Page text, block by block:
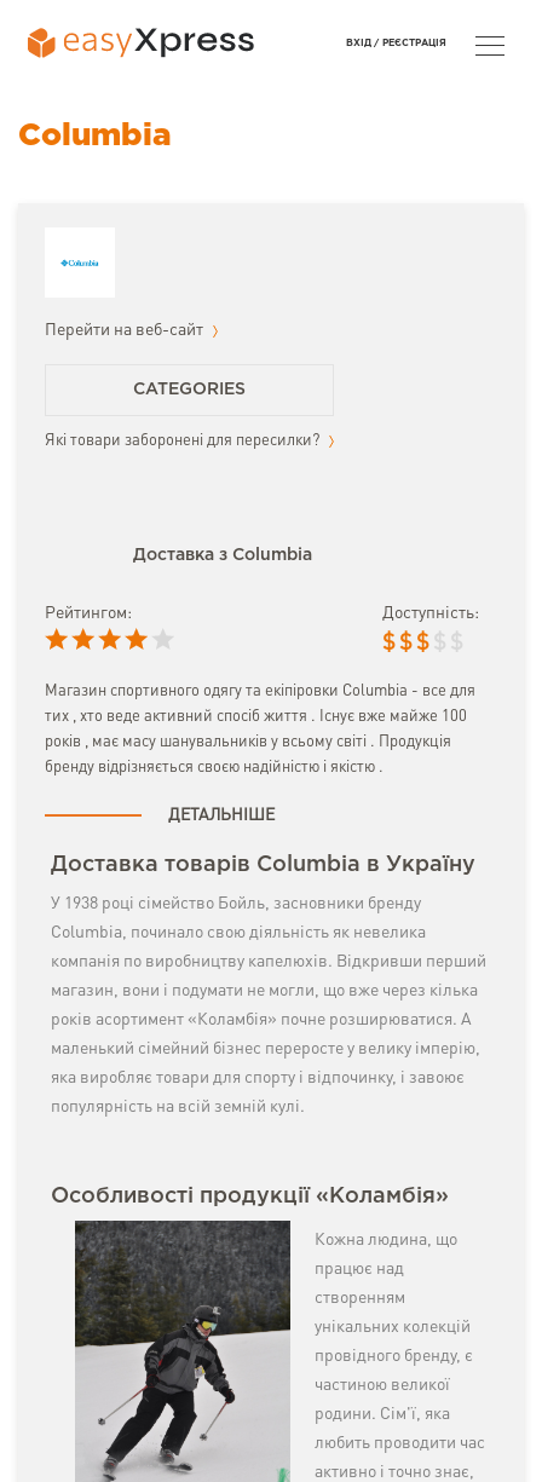
Columbia
Перейти на веб-сайт
CATEGORIES
Які товари заборонені для пересилки?
Доставка з Columbia
Рейтингом: Доступність:
$ $ $ $ $
Магазин спортивного одягу та екіпіровки Columbia - все для
тих , хто веде активний спосіб життя . Існує вже майже 100
років , має масу шанувальників у всьому світі . Продукція
бренду відрізняється своєю надійністю і якістю .
ДЕТАЛЬНІШЕ
Доставка товарів Columbia в Україну
У 1938 році сімейство Бойль, засновники бренду
Columbia, починало свою діяльність як невелика
компанія по виробництву капелюхів. Відкривши перший
магазин, вони і подумати не могли, що вже через кілька
років асортимент «Коламбія» почне розширюватися. А
маленький сімейний бізнес переросте у велику імперію,
яка виробляє товари для спорту і відпочинку, і завоює
популярність на всій земній кулі.
Особливості продукції «Коламбія»
Кожна людина, що
працює над
створенням
унікальних колекцій
провідного бренду, є
частиною великої
родини. Сім'ї, яка
любить проводити час
активно і точно знає,
ВХІД / РЕЄСТРАЦІЯ